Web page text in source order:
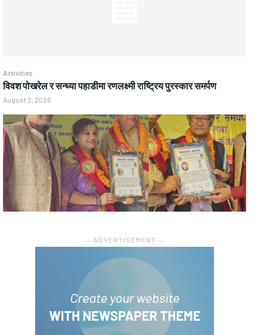
Activities
विवश पोखरेल र सन्ध्या पहाडीमा रणलक्ष्मी राष्ट्रिय पुरस्कार समर्पण
August 2, 2026
― ADVERTISEMENT ―